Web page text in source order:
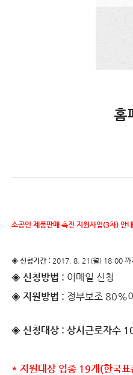
홈
소공인 제품판매 촉진 지원사업(3차) 안내
◈ 신청기간 : 2017. 8. 21(월) 18:00 까
◈ 신청방법 : 이메일 신청
◈ 지원방법 : 정부보조 80%
◈ 신청대상 : 상시근로자수
* 지원대상 업종 19개(한국